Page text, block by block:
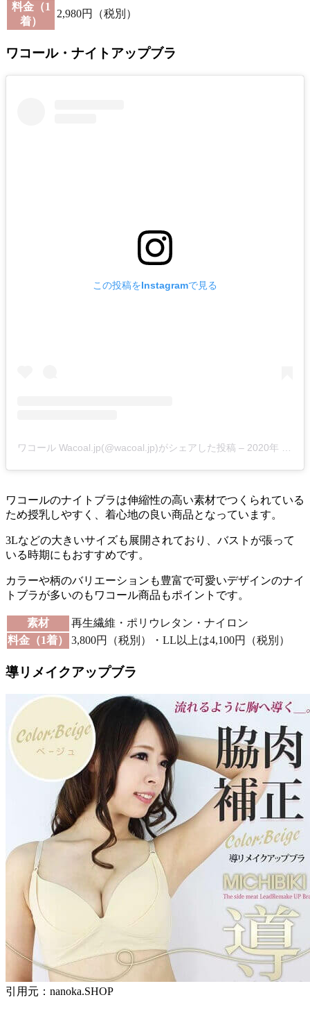
料金（1
着）
2,980円（税別）
ワコール・ナイトアップブラ
この投稿をInstagramで見る
ワコール Wacoal.jp(@wacoal.jp)がシェアした投稿 – 2020年 3月月25日午後8時41分PDT
ワコールのナイトブラは伸縮性の高い素材でつくられている
ため授乳しやすく、着心地の良い商品となっています。
3Lなどの大きいサイズも展開されており、バストが張って
いる時期にもおすすめです。
カラーや柄のバリエーションも豊富で可愛いデザインのナイ
トブラが多いのもワコール商品もポイントです。
素材
再生繊維・ポリウレタン・ナイロン
料金（1着）
3,800円（税別）・LL以上は4,100円（税別）
導リメイクアップブラ
引用元：nanoka.SHOP